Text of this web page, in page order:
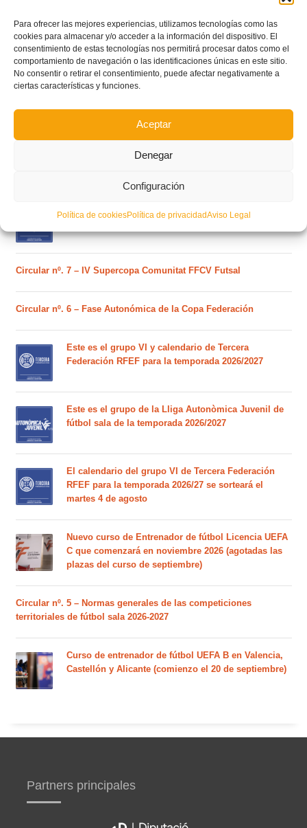
Para ofrecer las mejores experiencias, utilizamos tecnologías como las
cookies para almacenar y/o acceder a la información del dispositivo. El
consentimiento de estas tecnologías nos permitirá procesar datos como el
comportamiento de navegación o las identificaciones únicas en este sitio.
No consentir o retirar el consentimiento, puede afectar negativamente a
ciertas características y funciones.
Aceptar
Denegar
Configuración
Política de cookiesPolítica de privacidadAviso Legal
POSTS RECIENTES
en el embajador de la Comunitat Valenciana
Comunitat para la temporada 2026/2027
Circular nº. 7 – IV Supercopa Comunitat FFCV Futsal
Circular nº. 6 – Fase Autonómica de la Copa Federación
Este es el grupo VI y calendario de Tercera
Federación RFEF para la temporada 2026/2027
Este es el grupo de la Lliga Autonòmica Juvenil de
fútbol sala de la temporada 2026/2027
El calendario del grupo VI de Tercera Federación
RFEF para la temporada 2026/27 se sorteará el
martes 4 de agosto
Nuevo curso de Entrenador de fútbol Licencia UEFA
C que comenzará en noviembre 2026 (agotadas las
plazas del curso de septiembre)
Circular nº. 5 – Normas generales de las competiciones
territoriales de fútbol sala 2026-2027
Curso de entrenador de fútbol UEFA B en Valencia,
Castellón y Alicante (comienzo el 20 de septiembre)
Partners principales